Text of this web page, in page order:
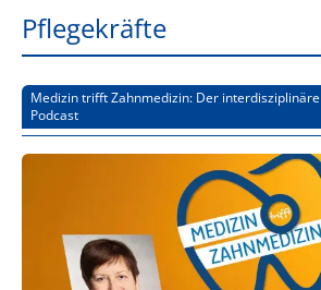
Pflegekräfte
Medizin trifft Zahnmedizin: Der interdisziplinäre
Podcast